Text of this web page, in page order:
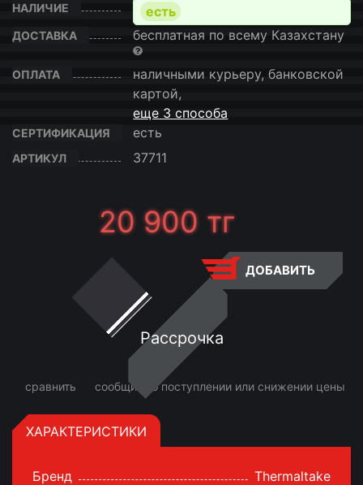
НАЛИЧИЕ есть
ДОСТАВКА бесплатная по всему Казахстану
ОПЛАТА
наличными курьеру, банковской
картой,
еще 3 способа
СЕРТИФИКАЦИЯ есть
АРТИКУЛ 37711
20 900 тг
ДОБАВИТЬ
Рассрочка
сравнить сообщить о поступлении или снижении цены
ХАРАКТЕРИСТИКИ
Бренд
Thermaltake